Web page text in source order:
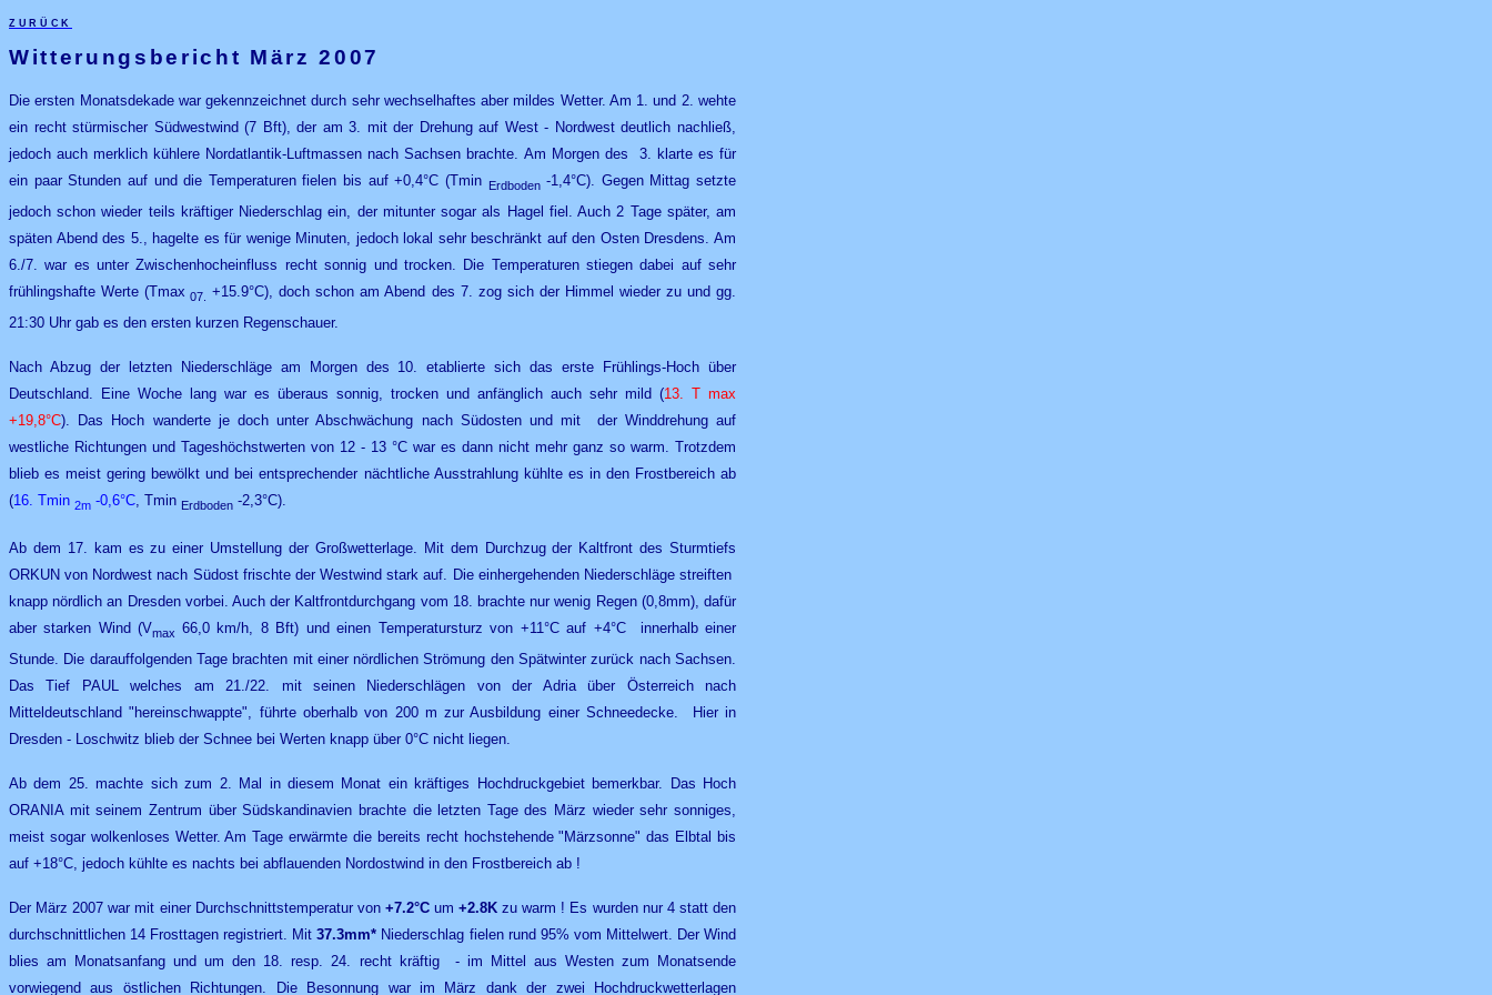
zurück
Witterungsbericht März 2007
Die ersten Monatsdekade war gekennzeichnet durch sehr wechselhaftes aber mildes Wetter. Am 1. und 2. wehte
ein recht stürmischer Südwestwind (7 Bft), der am 3. mit der Drehung auf West - Nordwest deutlich nachließ,
jedoch auch merklich kühlere Nordatlantik-Luftmassen nach Sachsen brachte. Am Morgen des 3. klarte es für
ein paar Stunden auf und die Temperaturen fielen bis auf +0,4°C (Tmin Erdboden-1,4°C). Gegen Mittag setzte
jedoch schon wieder teils kräftiger Niederschlag ein, der mitunter sogar als Hagel fiel. Auch 2 Tage später, am
späten Abend des 5., hagelte es für wenige Minuten, jedoch lokal sehr beschränkt auf den Osten Dresdens. Am
6./7. war es unter Zwischenhocheinfluss recht sonnig und trocken. Die Temperaturen stiegen dabei auf sehr
frühlingshafte Werte (Tmax 07.
+15.9°C), doch schon am Abend des 7. zog sich der Himmel wieder zu und gg.
21:30 Uhr gab es den ersten kurzen Regenschauer.
Nach Abzug der letzten Niederschläge am Morgen des 10. etablierte sich das erste Frühlings-Hoch über
Deutschland. Eine Woche lang war es überaus sonnig, trocken und anfänglich auch sehr mild (13. T max
+19,8°C). Das Hoch wanderte je doch unter Abschwächung nach Südosten und mit der Winddrehung auf
westliche Richtungen und Tageshöchstwerten von 12 - 13 °C war es dann nicht mehr ganz so warm. Trotzdem
blieb es meist gering bewölkt und bei entsprechender nächtliche Ausstrahlung kühlte es in den Frostbereich ab
(16. Tmin 2m -0,6°C , Tmin Erdboden -2,3°C).
Ab dem 17. kam es zu einer Umstellung der Großwetterlage. Mit dem Durchzug der Kaltfront des Sturmtiefs
ORKUN von Nordwest nach Südost frischte der Westwind stark auf. Die einhergehenden Niederschläge streiften
knapp nördlich an Dresden vorbei. Auch der Kaltfrontdurchgang vom 18. brachte nur wenig Regen (0,8mm), dafür
aber starken Wind (Vmax 66,0 km/h, 8 Bft) und einen Temperatursturz von +11°C auf +4°C innerhalb einer
Stunde. Die darauffolgenden Tage brachten mit einer nördlichen Strömung den Spätwinter zurück nach Sachsen.
Das Tief PAUL welches am 21./22. mit seinen Niederschlägen von der Adria über Österreich nach
Mitteldeutschland "hereinschwappte", führte oberhalb von 200 m zur Ausbildung einer Schneedecke. Hier in
Dresden - Loschwitz blieb der Schnee bei Werten knapp über 0°C nicht liegen.
Ab dem 25. machte sich zum 2. Mal in diesem Monat ein kräftiges Hochdruckgebiet bemerkbar. Das Hoch
ORANIA mit seinem Zentrum über Südskandinavien brachte die letzten Tage des März wieder sehr sonniges,
meist sogar wolkenloses Wetter. Am Tage erwärmte die bereits recht hochstehende "Märzsonne" das Elbtal bis
auf +18°C, jedoch kühlte es nachts bei abflauenden Nordostwind in den Frostbereich ab !
Der März 2007 war mit einer Durchschnittstemperatur von +7.2°Cum+2.8K zu warm ! Es wurden nur 4 statt den
durchschnittlichen 14 Frosttagen registriert. Mit37.3mm* Niederschlag fielen rund 95% vom Mittelwert. Der Wind
blies am Monatsanfang und um den 18. resp. 24. recht kräftig - im Mittel aus Westen zum Monatsende
vorwiegend aus östlichen Richtungen. Die Besonnung war im März dank der zwei Hochdruckwetterlagen